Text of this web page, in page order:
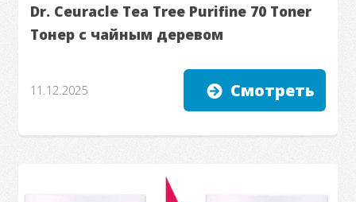
Dr. Ceuracle Tea Tree Purifine 70 Toner
Тонер с чайным деревом
11.12.2025 Смотреть